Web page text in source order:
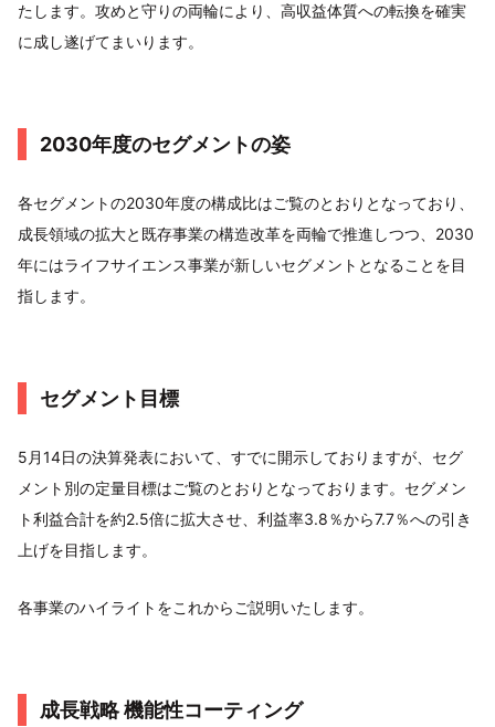
たします。攻めと守りの両輪により、高収益体質への転換を確実
に成し遂げてまいります。
2030年度のセグメントの姿
各セグメントの2030年度の構成比はご覧のとおりとなっており、
成長領域の拡大と既存事業の構造改革を両輪で推進しつつ、2030
年にはライフサイエンス事業が新しいセグメントとなることを目
指します。
セグメント目標
5月14日の決算発表において、すでに開示しておりますが、セグ
メント別の定量目標はご覧のとおりとなっております。セグメン
ト利益合計を約2.5倍に拡大させ、利益率3.8％から7.7％への引き
上げを目指します。
各事業のハイライトをこれからご説明いたします。
成長戦略 機能性コーティング